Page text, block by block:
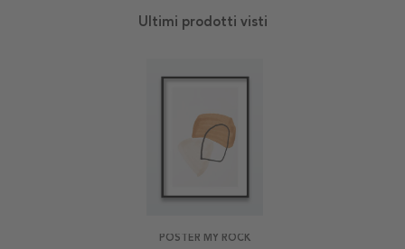
Ultimi prodotti visti
POSTER MY ROCK